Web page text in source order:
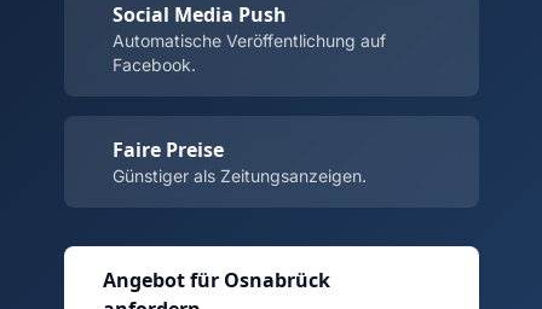
Social Media Push
Automatische Veröffentlichung auf
Facebook.
Faire Preise
Günstiger als Zeitungsanzeigen.
Angebot für Osnabrück